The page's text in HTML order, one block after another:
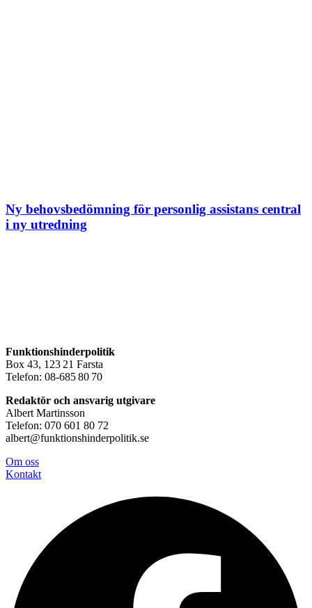
Ny behovsbedömning för personlig assistans central
i ny utredning
Funktionshinderpolitik
Box 43, 123 21 Farsta
Telefon: 08-685 80 70
Redaktör och ansvarig utgivare
Albert Martinsson
Telefon: 070 601 80 72
albert@funktionshinderpolitik.se
Om oss
Kontakt